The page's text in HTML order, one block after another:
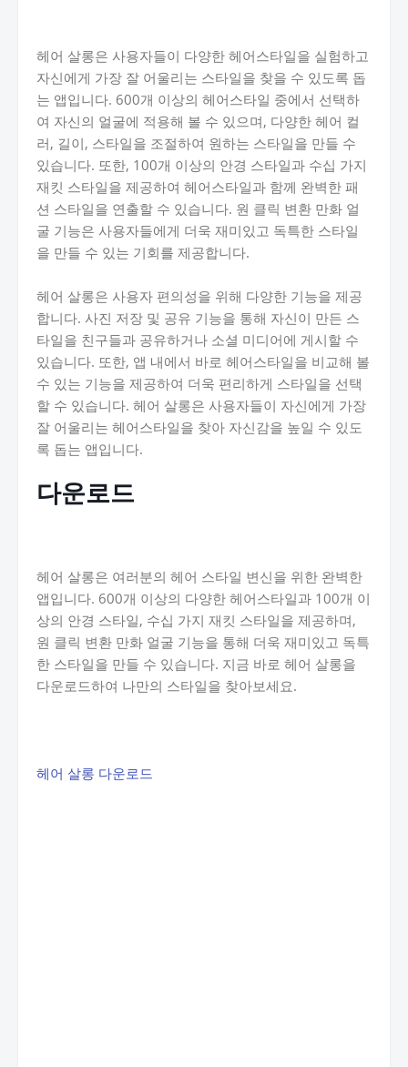
헤어 살롱은 사용자들이 다양한 헤어스타일을 실험하고
자신에게 가장 잘 어울리는 스타일을 찾을 수 있도록 돕
는 앱입니다. 600개 이상의 헤어스타일 중에서 선택하
여 자신의 얼굴에 적용해 볼 수 있으며, 다양한 헤어 컬
러, 길이, 스타일을 조절하여 원하는 스타일을 만들 수
있습니다. 또한, 100개 이상의 안경 스타일과 수십 가지
재킷 스타일을 제공하여 헤어스타일과 함께 완벽한 패
션 스타일을 연출할 수 있습니다. 원 클릭 변환 만화 얼
굴 기능은 사용자들에게 더욱 재미있고 독특한 스타일
을 만들 수 있는 기회를 제공합니다.
헤어 살롱은 사용자 편의성을 위해 다양한 기능을 제공
합니다. 사진 저장 및 공유 기능을 통해 자신이 만든 스
타일을 친구들과 공유하거나 소셜 미디어에 게시할 수
있습니다. 또한, 앱 내에서 바로 헤어스타일을 비교해 볼
수 있는 기능을 제공하여 더욱 편리하게 스타일을 선택
할 수 있습니다. 헤어 살롱은 사용자들이 자신에게 가장
잘 어울리는 헤어스타일을 찾아 자신감을 높일 수 있도
록 돕는 앱입니다.
다운로드
헤어 살롱은 여러분의 헤어 스타일 변신을 위한 완벽한
앱입니다. 600개 이상의 다양한 헤어스타일과 100개 이
상의 안경 스타일, 수십 가지 재킷 스타일을 제공하며,
원 클릭 변환 만화 얼굴 기능을 통해 더욱 재미있고 독특
한 스타일을 만들 수 있습니다. 지금 바로 헤어 살롱을
다운로드하여 나만의 스타일을 찾아보세요.
헤어 살롱 다운로드